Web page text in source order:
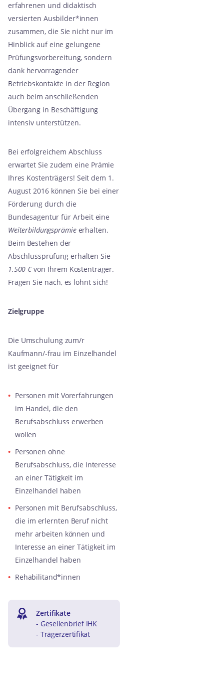
erfahrenen und didaktisch
versierten Ausbilder*innen
zusammen, die Sie nicht nur im
Hinblick auf eine gelungene
Prüfungsvorbereitung, sondern
dank hervorragender
Betriebskontakte in der Region
auch beim anschließenden
Übergang in Beschäftigung
intensiv unterstützen.
Bei erfolgreichem Abschluss
erwartet Sie zudem eine Prämie
Ihres Kostenträgers! Seit dem 1.
August 2016 können Sie bei einer
Förderung durch die
Bundesagentur für Arbeit eine
Weiterbildungsprämie erhalten.
Beim Bestehen der
Abschlussprüfung erhalten Sie
1.500 €von Ihrem Kostenträger.
Fragen Sie nach, es lohnt sich!
Zielgruppe
Die Umschulung zum/r
Kaufmann/-frau im Einzelhandel
ist geeignet für
Personen mit Vorerfahrungen
im Handel, die den
Berufsabschluss erwerben
wollen
Personen ohne
Berufsabschluss, die Interesse
an einer Tätigkeit im
Einzelhandel haben
Personen mit Berufsabschluss,
die im erlernten Beruf nicht
mehr arbeiten können und
Interesse an einer Tätigkeit im
Einzelhandel haben
Rehabilitand*innen
Zertifikate
- Gesellenbrief IHK
- Trägerzertifikat